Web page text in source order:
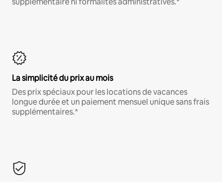
La simplicité du prix au mois
Des prix spéciaux pour les locations de vacances
longue durée et un paiement mensuel unique sans frais
supplémentaires.*